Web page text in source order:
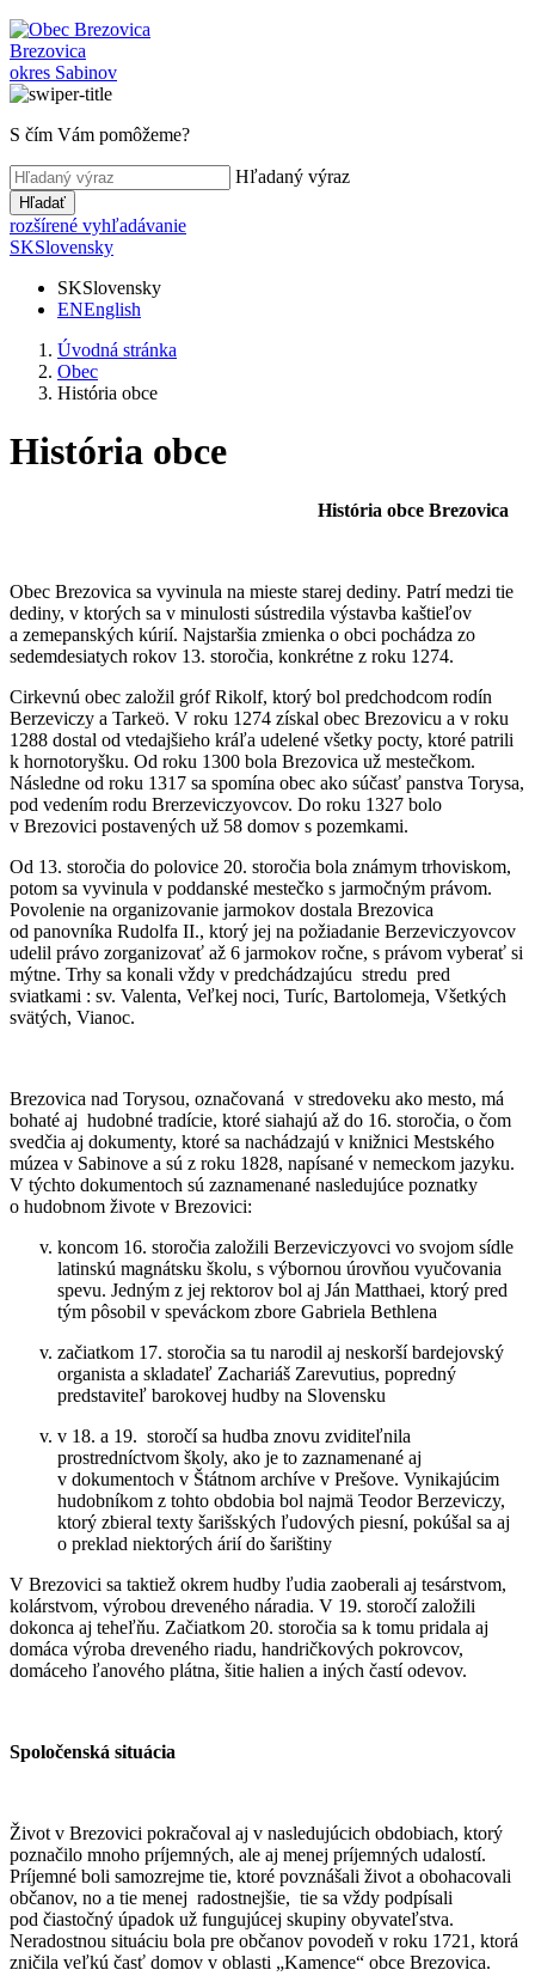
Brezovica
okres Sabinov
S čím Vám pomôžeme?
Hľadaný výraz
Hľadať
rozšírené vyhľadávanie
SKSlovensky
SKSlovensky
ENEnglish
Úvodná stránka
Obec
História obce
História obce
História obce Brezovica
Obec Brezovica sa vyvinula na mieste starej dediny. Patrí medzi tie
dediny, v ktorých sa v minulosti sústredila výstavba kaštieľov
a zemepanských kúrií. Najstaršia zmienka o obci pochádza zo
sedemdesiatych rokov 13. storočia, konkrétne z roku 1274.
Cirkevnú obec založil gróf Rikolf, ktorý bol predchodcom rodín
Berzeviczy a Tarkeö. V roku 1274 získal obec Brezovicu a v roku
1288 dostal od vtedajšieho kráľa udelené všetky pocty, ktoré patrili
k hornotoryšku. Od roku 1300 bola Brezovica už mestečkom.
Následne od roku 1317 sa spomína obec ako súčasť panstva Torysa,
pod vedením rodu Brerzeviczyovcov. Do roku 1327 bolo
v Brezovici postavených už 58 domov s pozemkami.
Od 13. storočia do polovice 20. storočia bola známym trhoviskom,
potom sa vyvinula v poddanské mestečko s jarmočným právom.
Povolenie na organizovanie jarmokov dostala Brezovica
od panovníka Rudolfa II., ktorý jej na požiadanie Berzeviczyovcov
udelil právo zorganizovať až 6 jarmokov ročne, s právom vyberať si
mýtne. Trhy sa konali vždy v predchádzajúcu stredu pred
sviatkami : sv. Valenta, Veľkej noci, Turíc, Bartolomeja, Všetkých
svätých, Vianoc.
Brezovica nad Torysou, označovaná v stredoveku ako mesto, má
bohaté aj hudobné tradície, ktoré siahajú až do 16. storočia, o čom
svedčia aj dokumenty, ktoré sa nachádzajú v knižnici Mestského
múzea v Sabinove a sú z roku 1828, napísané v nemeckom jazyku.
V týchto dokumentoch sú zaznamenané nasledujúce poznatky
o hudobnom živote v Brezovici:
koncom 16. storočia založili Berzeviczyovci vo svojom sídle
latinskú magnátsku školu, s výbornou úrovňou vyučovania
spevu. Jedným z jej rektorov bol aj Ján Matthaei, ktorý pred
tým pôsobil v speváckom zbore Gabriela Bethlena
začiatkom 17. storočia sa tu narodil aj neskorší bardejovský
organista a skladateľ Zachariáš Zarevutius, popredný
predstaviteľ barokovej hudby na Slovensku
v 18. a 19. storočí sa hudba znovu zviditeľnila
prostredníctvom školy, ako je to zaznamenané aj
v dokumentoch v Štátnom archíve v Prešove. Vynikajúcim
hudobníkom z tohto obdobia bol najmä Teodor Berzeviczy,
ktorý zbieral texty šarišských ľudových piesní, pokúšal sa aj
o preklad niektorých árií do šarištiny
V Brezovici sa taktiež okrem hudby ľudia zaoberali aj tesárstvom,
kolárstvom, výrobou dreveného náradia. V 19. storočí založili
dokonca aj teheľňu. Začiatkom 20. storočia sa k tomu pridala aj
domáca výroba dreveného riadu, handričkových pokrovcov,
domáceho ľanového plátna, šitie halien a iných častí odevov.
Spoločenská situácia
Život v Brezovici pokračoval aj v nasledujúcich obdobiach, ktorý
poznačilo mnoho príjemných, ale aj menej príjemných udalostí.
Príjemné boli samozrejme tie, ktoré povznášali život a obohacovali
občanov, no a tie menej radostnejšie, tie sa vždy podpísali
pod čiastočný úpadok už fungujúcej skupiny obyvateľstva.
Neradostnou situáciu bola pre občanov povodeň v roku 1721, ktorá
zničila veľkú časť domov v oblasti „Kamence“ obce Brezovica.